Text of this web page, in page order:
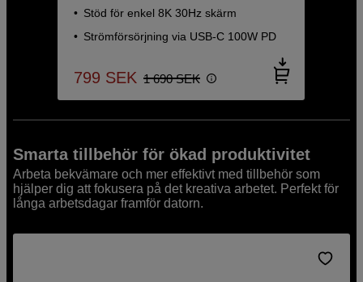
Stöd för enkel 8K 30Hz skärm
Strömförsörjning via USB-C 100W PD
799 SEK 1 690 SEK
Smarta tillbehör för ökad produktivitet
Arbeta bekvämare och mer effektivt med tillbehör som
hjälper dig att fokusera på det kreativa arbetet. Perfekt för
långa arbetsdagar framför datorn.